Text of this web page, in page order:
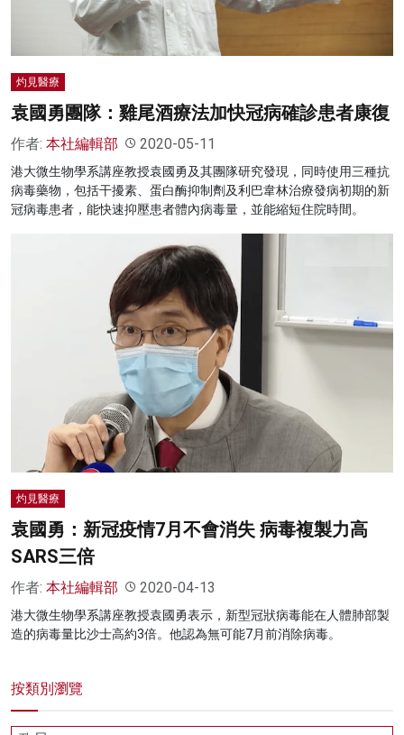
關於我們
灼見醫療
袁國勇團隊：雞尾酒療法加快冠病確診患者康復
作者: 本社編輯部 2020-05-11
港大微生物學系講座教授袁國勇及其團隊研究發現，同時使用三種抗
病毒藥物，包括干擾素、蛋白酶抑制劑及利巴韋林治療發病初期的新
冠病毒患者，能快速抑壓患者體內病毒量，並能縮短住院時間。
灼見醫療
袁國勇：新冠疫情7月不會消失 病毒複製力高
SARS三倍
作者: 本社編輯部 2020-04-13
港大微生物學系講座教授袁國勇表示，新型冠狀病毒能在人體肺部製
造的病毒量比沙士高約3倍。他認為無可能7月前消除病毒。
按類別瀏覽